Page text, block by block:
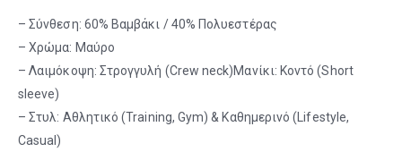
– Σύνθεση: 60% Βαμβάκι / 40% Πολυεστέρας
– Χρώμα: Μαύρο
– Λαιμόκοψη: Στρογγυλή (Crew neck)Μανίκι: Κοντό (Short
sleeve)
– Στυλ: Αθλητικό (Training, Gym) & Καθημερινό (Lifestyle,
Casual)